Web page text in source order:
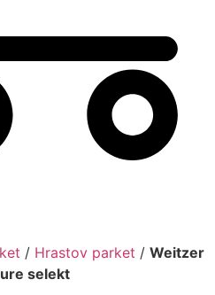
/ Hrastov parket / Weitzer
selekt